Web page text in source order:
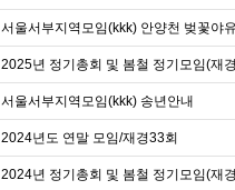
서울서부지역모임(kkk) 안양천 벚꽃야
2025년 정기총회 및 봄철 정기모임(재
서울서부지역모임(kkk) 송년안내
2024년도 연말 모임/재경33회
2024년 정기총회 및 봄철 정기모임(재